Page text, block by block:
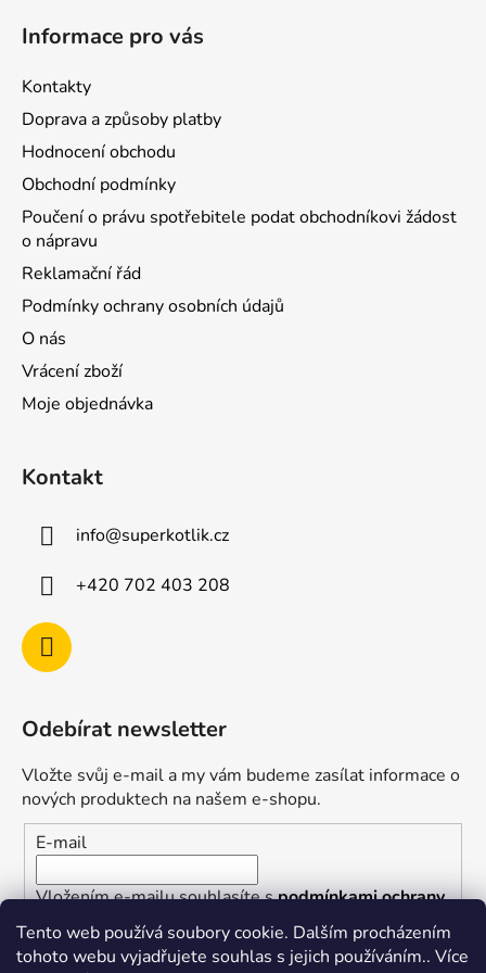
Tento web používá soubory cookie. Dalším procházením
tohoto webu vyjadřujete souhlas s jejich používáním.. Více
Informace pro vás
Kontakty
Doprava a způsoby platby
Hodnocení obchodu
Obchodní podmínky
Poučení o právu spotřebitele podat obchodníkovi žádost
o nápravu
Reklamační řád
Podmínky ochrany osobních údajů
O nás
Vrácení zboží
Moje objednávka
Kontakt
info@superkotlik.cz
+420 702 403 208
Odebírat newsletter
Vložte svůj e-mail a my vám budeme zasílat informace o
nových produktech na našem e-shopu.
E-mail
Vložením e-mailu souhlasíte spodmínkami ochrany
osobních údajů